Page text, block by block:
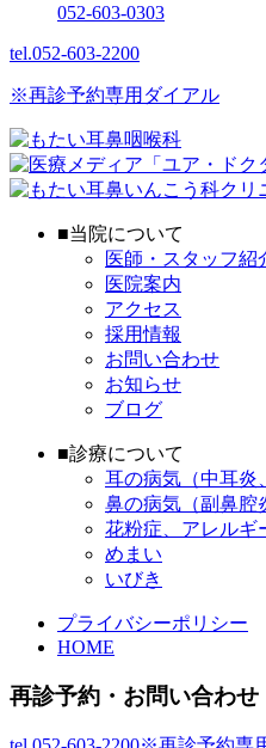
052-603-0303
tel.052-603-2200
※再診予約専用ダイアル
■当院について
医師・スタッフ紹
医院案内
アクセス
採用情報
お問い合わせ
お知らせ
ブログ
■診療について
耳の病気（中耳炎
鼻の病気（副鼻腔
花粉症、アレルギ
めまい
いびき
プライバシーポリシー
HOME
再診予約・お問い合わせ